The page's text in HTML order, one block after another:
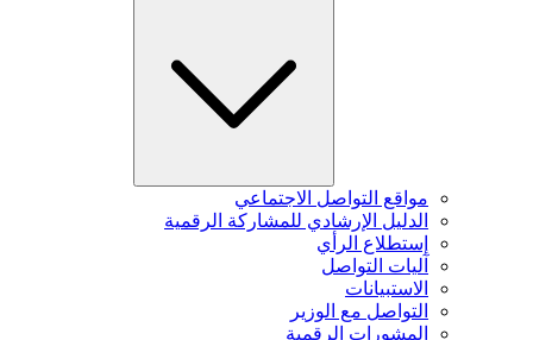
مواقع التواصل الاجتماعي
الدليل الإرشادي للمشاركة الرقمية
إستطلاع الرأي
آليات التواصل
الاستبيانات
التواصل مع الوزير
المشورات الرقمية